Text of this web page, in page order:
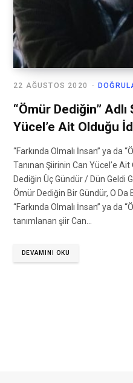
22 AĞUSTOS 2020
“Ömür Dediğin” Adlı
Yücel’e Ait Olduğu
“Farkında Olmalı İnsan” ya da
Tanınan Şiirinin Can Yücel’e
Dediğin Üç Gündür / Dün Geldi
Ömür Dediğin Bir Gündür, O Da
“Farkında Olmalı İnsan” ya da
tanımlanan şiir Can…
DEVAMINI OKU